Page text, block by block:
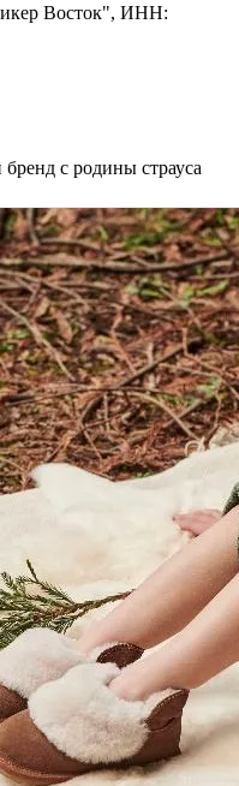
Восток", ИНН:
с родины страуса